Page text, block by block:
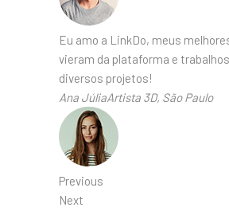
Eu amo a LinkDo, meus
vieram da plataforma e
diversos projetos!
Ana JúliaArtista 3D, São Paulo
Previous
Next